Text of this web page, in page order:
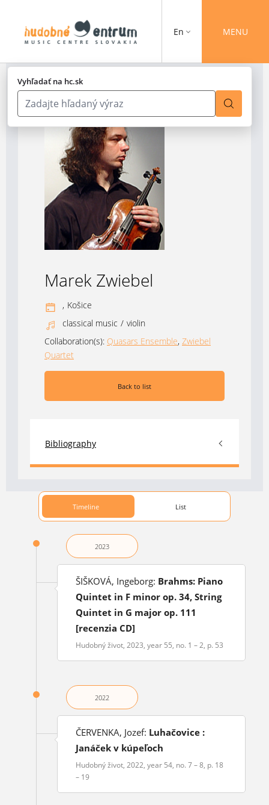
Vyhľadať na hc.sk
En MENU
Marek Zwiebel
, Košice
classical music / violin
Collaboration(s): Quasars Ensemble, Zwiebel
Quartet
Back to list
Bibliography
Timeline List
2023
ŠIŠKOVÁ, Ingeborg: Brahms: Piano
Quintet in F minor op. 34, String
Quintet in G major op. 111
[recenzia CD]
Hudobný život, 2023, year 55, no. 1 – 2, p. 53
2022
ČERVENKA, Jozef: Luhačovice :
Janáček v kúpeľoch
Hudobný život, 2022, year 54, no. 7 – 8, p. 18
– 19